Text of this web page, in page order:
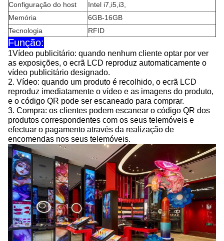
Configuração do host
Intel i7 i5 i3
Memória
6GB-16GB
Tecnologia
RFID
Função:
1Vídeo publicitário: quando nenhum cliente optar por ver
as exposições, o ecrã LCD reproduz automaticamente o
vídeo publicitário designado.
2. Vídeo: quando um produto é recolhido, o ecrã LCD
reproduz imediatamente o vídeo e as imagens do produto,
e o código QR pode ser escaneado para comprar.
3. Compra: os clientes podem escanear o código QR dos
produtos correspondentes com os seus telemóveis e
efectuar o pagamento através da realização de
encomendas nos seus telemóveis.